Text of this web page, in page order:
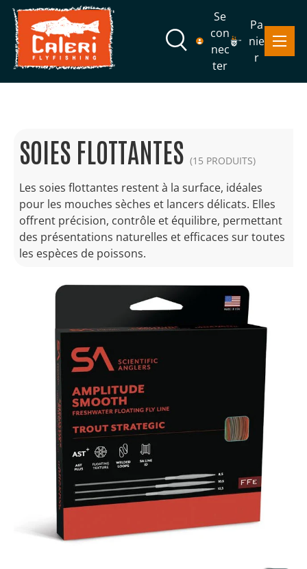
Aller au contenu
Recherche
Recherche
Se
con
nec
ter
Pa
nie
r
Menu
SOIES FLOTTANTES (15 PRODUITS)
Les soies flottantes restent à la surface, idéales
pour les mouches sèches et lancers délicats. Elles
offrent précision, contrôle et équilibre, permettant
des présentations naturelles et efficaces sur toutes
les espèces de poissons.